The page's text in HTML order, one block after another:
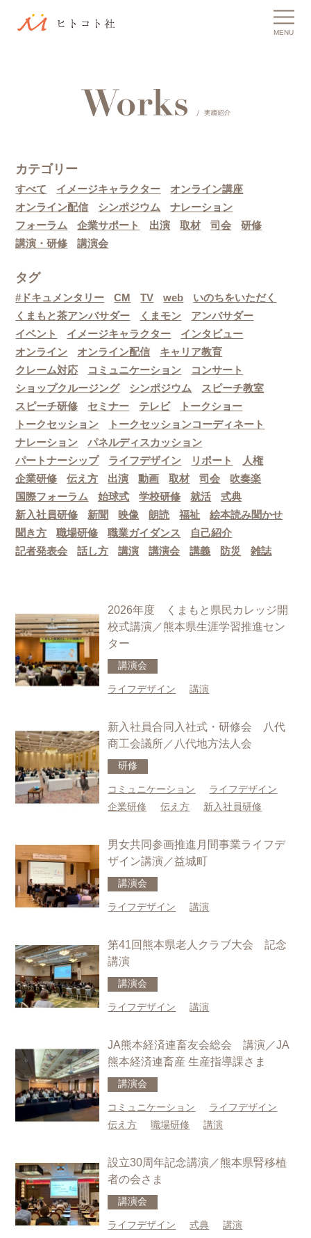
MENU
カテゴリー
すべて イメージキャラクター
オンライン講座
オンライン配信
シンポジウム
ナレーション
フォーラム
企業サポート 出演 取材 司会
研修
講演・研修
講演会
タグ
#ドキュメンタリー CM TV web
いのちをいただく
くまもと茶アンバサダー
くまモン
アンバサダー
イベント
イメージキャラクター
インタビュー
オンライン
オンライン配信
キャリア教育
クレーム対応
コミュニケーション
コンサート
ショップクルージング
シンポジウム
スピーチ教室
スピーチ研修
セミナー テレビ
トークショー
トークセッション
トークセッションコーディネート
ナレーション
パネルディスカッション
パートナーシップ
ライフデザイン リポート
人権
企業研修
伝え方 出演 動画 取材 司会
吹奏楽
国際フォーラム
始球式 学校研修 就活
式典
新入社員研修
新聞 映像 朗読 福祉
絵本読み聞かせ
聞き方
職場研修 職業ガイダンス
自己紹介
記者発表会
話し方 講演 講演会 講義 防災 雑誌
2026年度 くまもと県民カレッジ開
校式講演／熊本県生涯学習推進セン
ター
講演会
ライフデザイン 講演
新入社員合同入社式・研修会 八代
商工会議所／八代地方法人会
研修
コミュニケーション
ライフデザイン
企業研修
伝え方 新入社員研修
男女共同参画推進月間事業ライフデ
ザイン講演／益城町
講演会
ライフデザイン 講演
第41回熊本県老人クラブ大会 記念
講演
講演会
ライフデザイン 講演
JA熊本経済連畜友会総会 講演／JA
熊本経済連畜産 生産指導課さま
講演会
コミュニケーション
ライフデザイン
伝え方
職場研修 講演
設立30周年記念講演／熊本県腎移植
者の会さま
講演会
ライフデザイン 式典 講演